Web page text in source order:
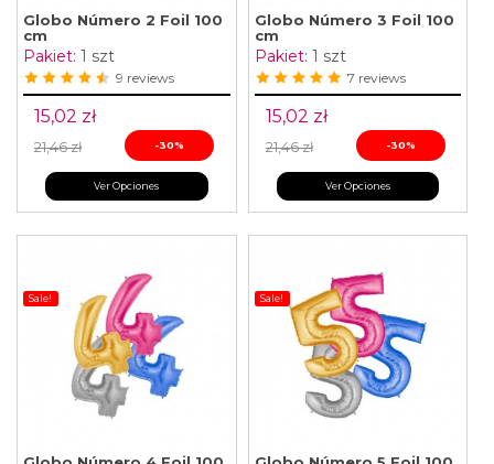
Globo Número 2 Foil 100
cm
Pakiet: 1 szt
9 reviews
15,02 zł
21,46 zł -30%
Ver Opciones
Globo Número 3 Foil 100
cm
Pakiet: 1 szt
7 reviews
15,02 zł
21,46 zł -30%
Ver Opciones
Sale! Sale!